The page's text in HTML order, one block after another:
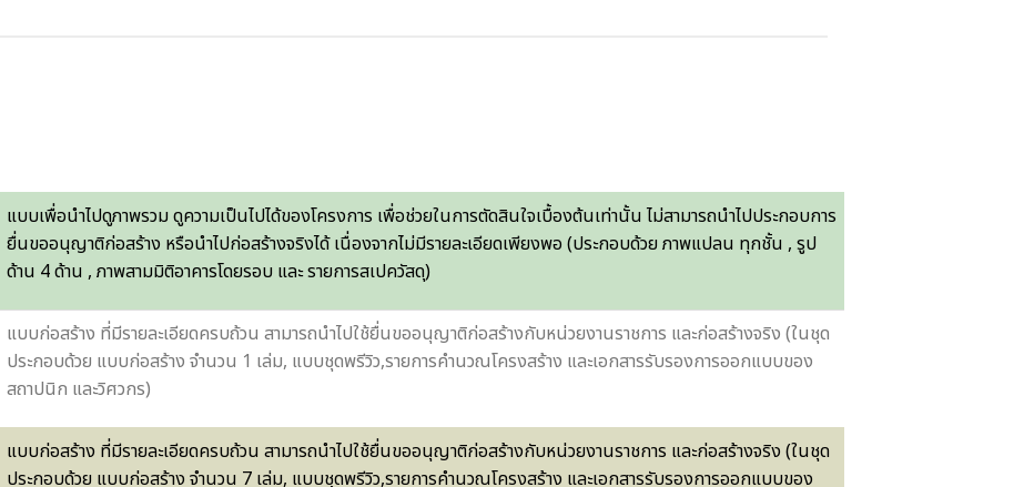
แบบเพื่อนำไปดูภาพรวม ดูความเป็นไปได้ของโครงการ เพื่อช่วยในการตัดสินใจเบื้องต้นเท่านั้น ไม่สามารถนำไปประกอบการ
ยื่นขออนุญาติก่อสร้าง หรือนำไปก่อสร้างจริงได้ เนื่องจากไม่มีรายละเอียดเพียงพอ (ประกอบด้วย ภาพแปลน ทุกชั้น , รูป
ด้าน 4 ด้าน , ภาพสามมิติอาคารโดยรอบ และ รายการสเปควัสดุ)
แบบก่อสร้าง ที่มีรายละเอียดครบถ้วน สามารถนำไปใช้ยื่นขออนุญาติก่อสร้างกับหน่วยงานราชการ และก่อสร้างจริง (ในชุด
ประกอบด้วย แบบก่อสร้าง จำนวน 1 เล่ม, แบบชุดพรีวิว,รายการคำนวณโครงสร้าง และเอกสารรับรองการออกแบบของ
สถาปนิก และวิศวกร)
แบบก่อสร้าง ที่มีรายละเอียดครบถ้วน สามารถนำไปใช้ยื่นขออนุญาติก่อสร้างกับหน่วยงานราชการ และก่อสร้างจริง (ในชุด
ประกอบด้วย แบบก่อสร้าง จำนวน 7 เล่ม, แบบชุดพรีวิว,รายการคำนวณโครงสร้าง และเอกสารรับรองการออกแบบของ